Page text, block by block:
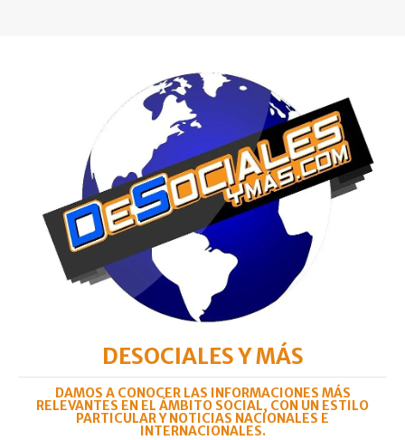
DESOCIALES Y MÁS
DAMOS A CONOCER LAS INFORMACIONES MÁS
RELEVANTES EN EL ÁMBITO SOCIAL, CON UN ESTILO
PARTICULAR Y NOTICIAS NACIONALES E
INTERNACIONALES.